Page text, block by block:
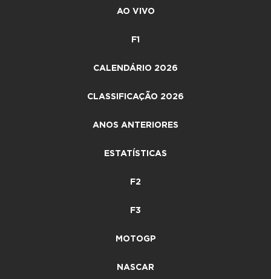
AO VIVO
F1
CALENDÁRIO 2026
CLASSIFICAÇÃO 2026
ANOS ANTERIORES
ESTATÍSTICAS
F2
F3
MOTOGP
NASCAR